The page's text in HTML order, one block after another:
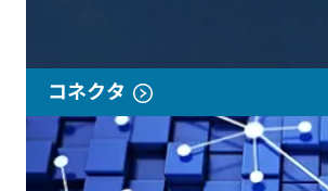
コネクタ